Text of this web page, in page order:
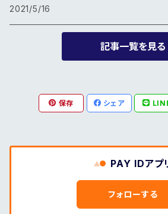
2021/5/16
記事一覧を見る
保存 シェア
PAY IDアプ
フォローする